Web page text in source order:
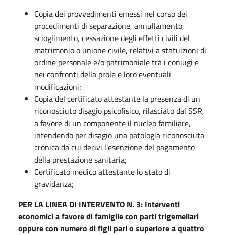
Copia dei provvedimenti emessi nel corso dei
procedimenti di separazione, annullamento,
scioglimento, cessazione degli effetti civili del
matrimonio o unione civile, relativi a statuizioni di
ordine personale e/o patrimoniale tra i coniugi e
nei confronti della prole e loro eventuali
modificazioni;
Copia del certificato attestante la presenza di un
riconosciuto disagio psicofisico, rilasciato dal SSR,
a favore di un componente il nucleo familiare,
intendendo per disagio una patologia riconosciuta
cronica da cui derivi l’esenzione del pagamento
della prestazione sanitaria;
Certificato medico attestante lo stato di
gravidanza;
PER LA LINEA DI INTERVENTO N. 3: Interventi
economici a favore di famiglie con parti trigemellari
oppure con numero di figli pari o superiore a quattro